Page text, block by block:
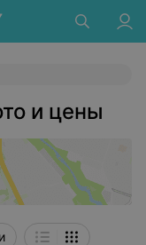
и цены